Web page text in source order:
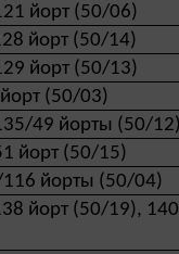
йорт (50/06)
йорт (50/14)
йорт (50/13)
(50/03)
49 йорты (50/
йорт (50/15)
116 йорты (50/04)
йорт (50/19),